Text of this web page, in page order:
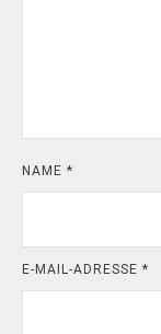
NAME *
E-MAIL-ADRESSE *